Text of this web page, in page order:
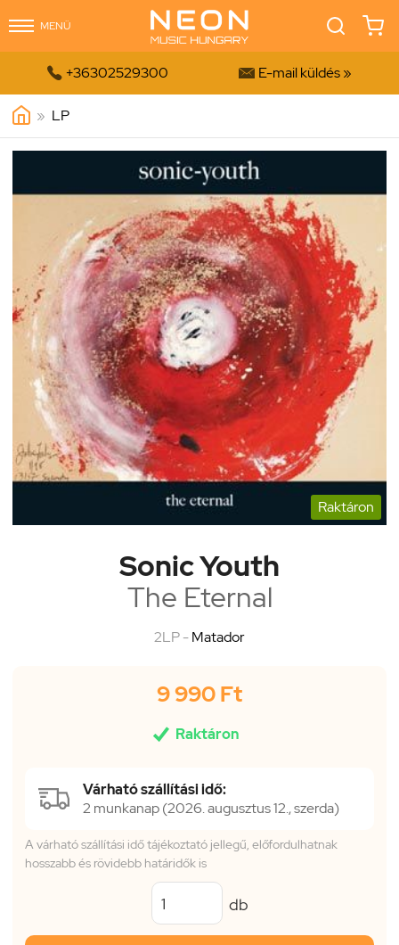
MENÜ
 +36302529300  E-mail küldés »
» LP
Raktáron
Sonic Youth
The Eternal
2LP -Matador
9 990 Ft
 Raktáron
Várható szállítási idő:
2 munkanap (2026. augusztus 12., szerda)
A várható szállítási idő tájékoztató jellegű, előfordulhatnak
hosszabb és rövidebb határidők is
db